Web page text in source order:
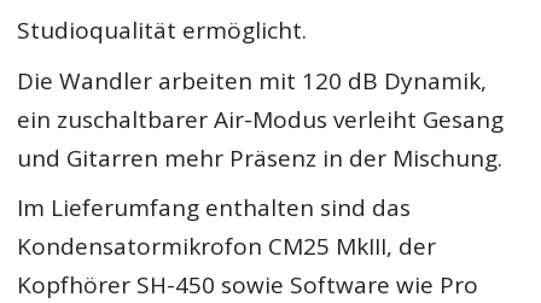
Studioqualität ermöglicht.
Die Wandler arbeiten mit 120 dB Dynamik,
ein zuschaltbarer Air-Modus verleiht Gesang
und Gitarren mehr Präsenz in der Mischung.
Im Lieferumfang enthalten sind das
Kondensatormikrofon CM25 MkIII, der
Kopfhörer SH-450 sowie Software wie Pro